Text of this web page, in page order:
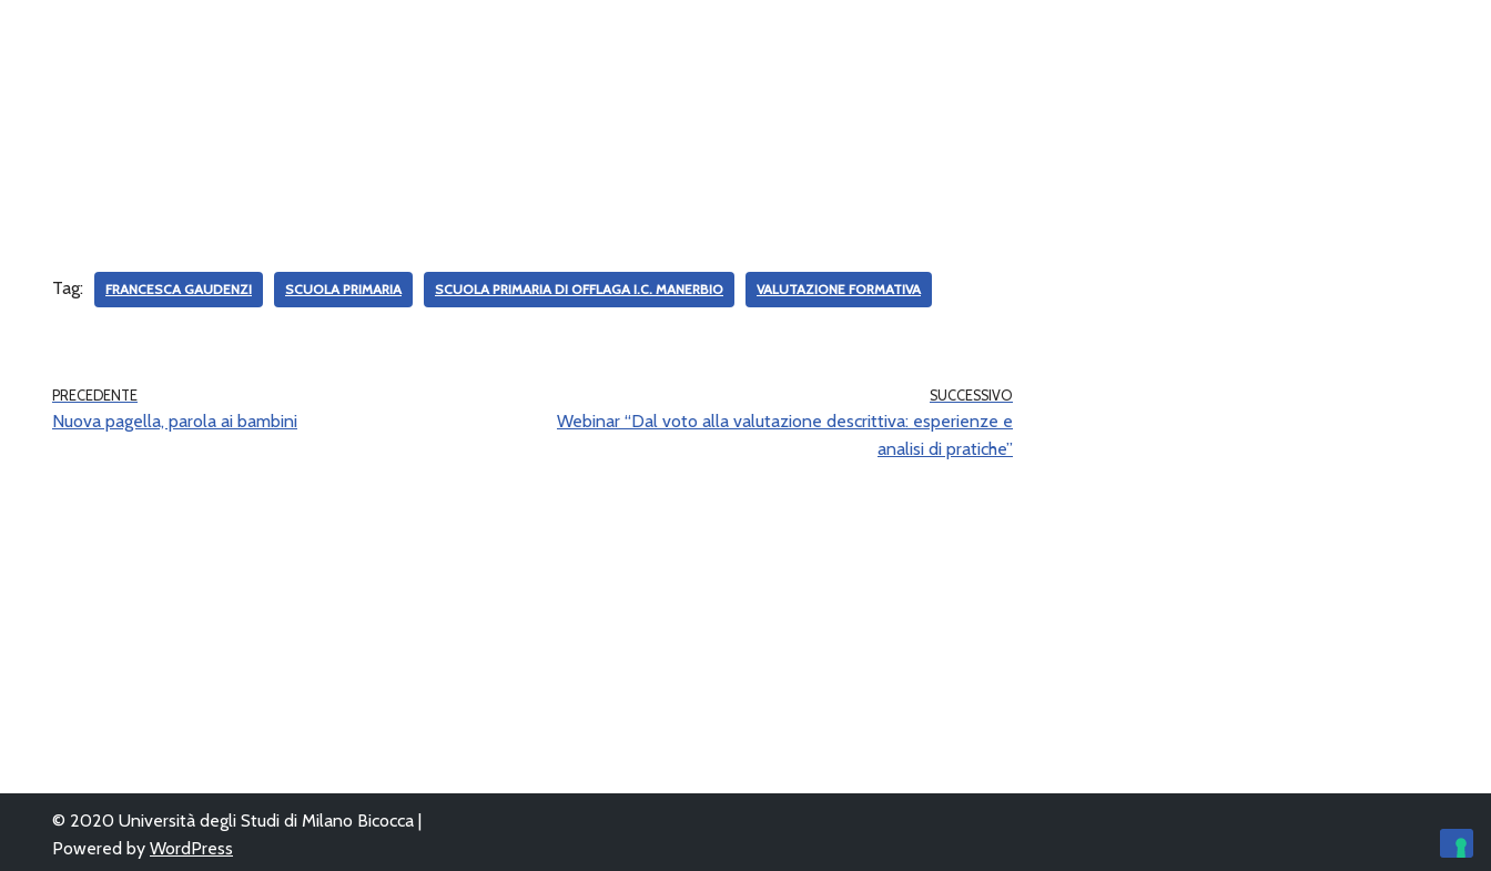
Tag: FRANCESCA GAUDENZI SCUOLA PRIMARIA SCUOLA PRIMARIA DI OFFLAGA I.C. MANERBIO VALUTAZIONE FORMATIVA
PRECEDENTE
Nuova pagella, parola ai bambini
SUCCESSIVO
Webinar “Dal voto alla valutazione descrittiva: esperienze e
analisi di pratiche”
© 2020 Università degli Studi di Milano Bicocca |
Powered by WordPress